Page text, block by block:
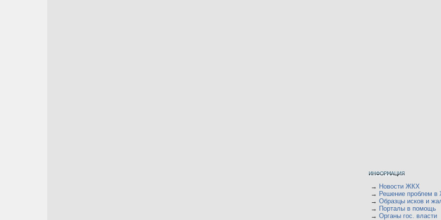
→ Новости ЖКХ
→ Решение проблем
→ Образцы исков и
→ Порталы в помощь
→ Органы гос. власти